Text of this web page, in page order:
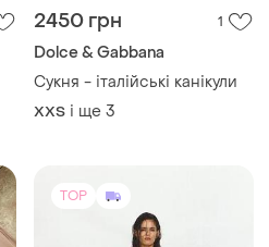
2450 грн
Dolce & Gabbana
Сукня - італійські канікули